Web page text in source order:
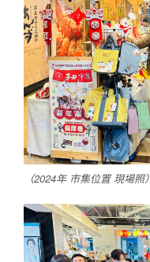
（2024年 市集位置 現場照）